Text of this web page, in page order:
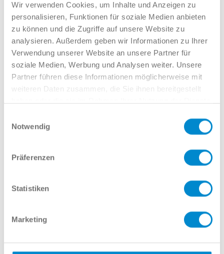
Wir verwenden Cookies, um Inhalte und Anzeigen zu
personalisieren, Funktionen für soziale Medien anbieten
zu können und die Zugriffe auf unsere Website zu
analysieren. Außerdem geben wir Informationen zu Ihrer
Verwendung unserer Website an unsere Partner für
soziale Medien, Werbung und Analysen weiter. Unsere
Partner führen diese Informationen möglicherweise mit
weiteren Daten zusammen, die Sie ihnen bereitgestellt
Notwendig
Präferenzen
Statistiken
Marketing
Interessieren Sie sich für dieses
Angebot? Wir möchten Sie gern
beraten!
E-Mail